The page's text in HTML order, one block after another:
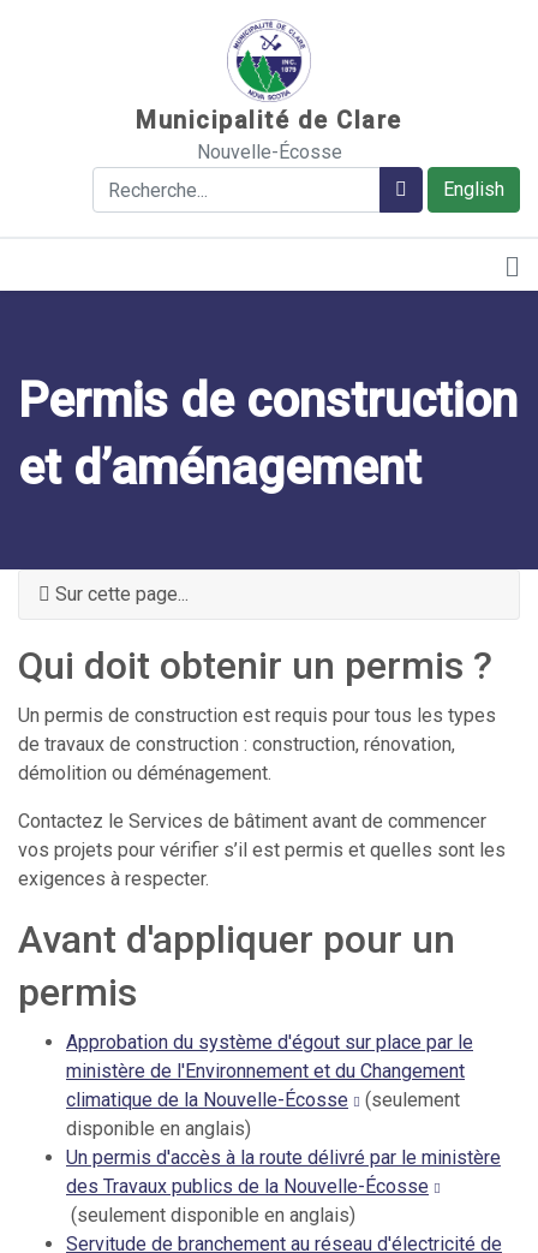
Municipalité de Clare
Nouvelle-Écosse
English
Rechercher Rechercher
Permis de construction
et d’aménagement
Sur cette page...
Qui doit obtenir un permis ?
Un permis de construction est requis pour tous les types
de travaux de construction : construction, rénovation,
démolition ou déménagement.
Contactez le Services de bâtiment avant de commencer
vos projets pour vérifier s’il est permis et quelles sont les
exigences à respecter.
Avant d'appliquer pour un
permis
Approbation du système d'égout sur place par le
ministère de l'Environnement et du Changement
climatique de la Nouvelle-Écosse
(seulement
disponible en anglais)
Un permis d'accès à la route délivré par le ministère
des Travaux publics de la Nouvelle-Écosse
(seulement disponible en anglais)
Servitude de branchement au réseau d'électricité de